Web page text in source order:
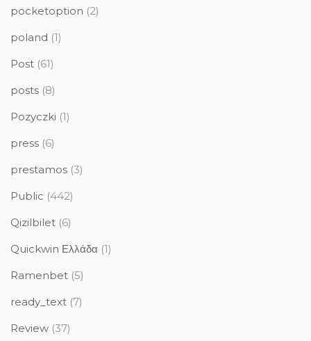
pocketoption (2)
poland (1)
Post (61)
posts (8)
Pozyczki (1)
press (6)
prestamos (3)
Public (442)
Qizilbilet (6)
Quickwin Ελλάδα (1)
Ramenbet (5)
ready_text (7)
Review (37)